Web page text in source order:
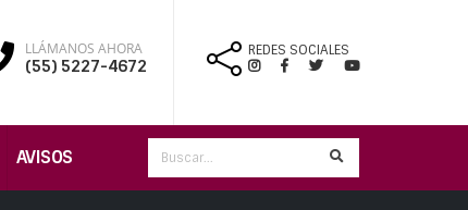
LLÁMANOS AHORA
(55) 5227-4672
REDES SOCIALES
AVISOS